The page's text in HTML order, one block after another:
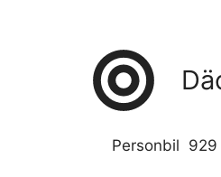
Personbil 929